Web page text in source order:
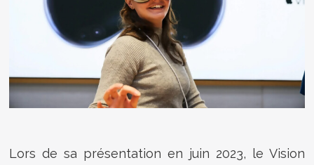
Lors de sa présentation en juin 2023, le Vision